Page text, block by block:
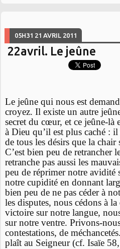
05H31 21 AVRIL 2011
22avril. Le jeûne
Le jeûne qui nous est
croyez. Il existe un autre
secret du cœur, et ce jeûne-là
à Dieu qu’il est plus caché :
de tous les désirs que la chair
C’est bien peu de retrancher
retranche pas aussi les
peu de réprimer notre avidité
notre cupidité en donnant
bien peu de ne pas céder à
les disputes, nous cédons à
victoire sur notre langue,
sur notre ventre. Privons-
contestations, de
plaît au Seigneur (cf. Isaïe